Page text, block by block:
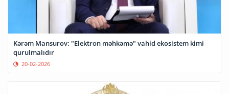
Kərəm Mansurov: "Elektron məhkəmə" vahid ekosistem kimi
qurulmalıdır
20-02-2026